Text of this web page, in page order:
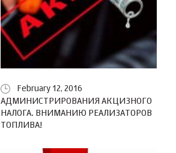
February 12, 2016
АДМИНИСТРИРОВАНИЯ АКЦИЗНОГО
НАЛОГА. ВНИМАНИЮ РЕАЛИЗАТОРОВ
ТОПЛИВА!